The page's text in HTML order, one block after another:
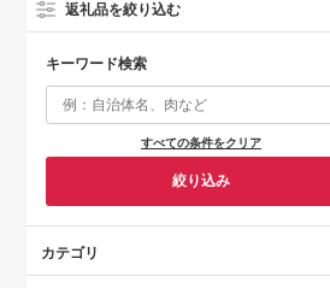
返礼品を絞り込む
キーワード検索
すべての条件をクリア
絞り込み
カテゴリ